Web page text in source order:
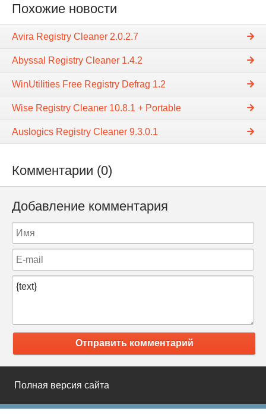
Похожие новости
Avira Registry Cleaner 2.0.2.7
Abyssal Registry Cleaner 1.4.2
WinUtilities Free Registry Defrag 1.2
Wise Registry Cleaner 10.8.1 + Portable
Auslogics Registry Cleaner 9.3.0.1
Комментарии (0)
Добавление комментария
Отправить комментарий
Полная версия сайта